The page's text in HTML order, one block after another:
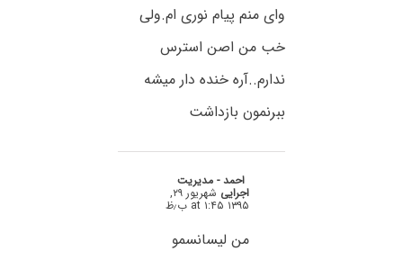
وای منم پیام نوری ام.ولی
خب من اصن استرس
ندارم..آره خنده دار میشه
ببرنمون بازداشت
احمد - مدیریت
اجرایی شهریور ۲۹,
۱۳۹۵ at ۱:۴۵ ب٫ظ
من لیسانسمو